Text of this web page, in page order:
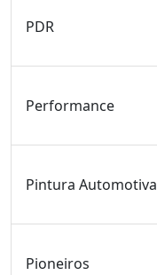
PDR
Performance
Pintura Automotiva
Pioneiros